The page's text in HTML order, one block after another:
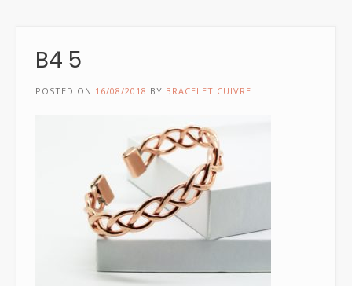
B4 5
POSTED ON 16/08/2018 BY BRACELET CUIVRE